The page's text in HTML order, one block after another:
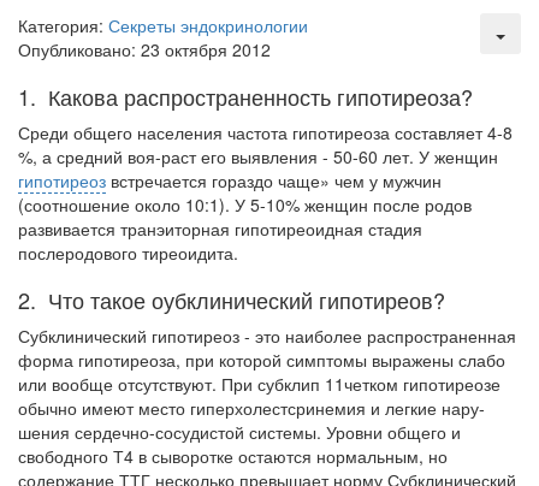
Местная анестезия развивает кардиотоксичность
надзору в сфере
здравоохранения озвучила
тревожную статистику. Она
касаются увеличения риска
острой кардиотоксичности и
роста сопутствующих
Закон о праве родителей находиться с детьми в
реанимации внесен в Госдуму
Соответствующий
законопроект внесен в
палату на
рассмотрение. Суть его
Категория: Секреты эндокринологии
Опубликовано: 23 октября 2012
1. Какова распространенность гипотиреоза?
Среди общего населения частота гипотиреоза составляет 4-8
%, а средний воя-раст его выявления - 50-60 лет. У женщин
гипотиреоз встречается гораздо чаще» чем у мужчин
(соотношение около 10:1). У 5-10% женщин после родов
развивается транэиторная гипотиреоидная стадия
послеродового тиреоидита.
2. Что такое оубклинический гипотиреов?
Субклинический гипотиреоз - это наиболее распространенная
форма гипоти­реоза, при которой симптомы выражены слабо
или вообще отсутствуют. При суб­клип 11четком гипотиреозе
обычно имеют место гиперхолестсринемия и легкие нару­
шения сердечно-сосудистой системы. Уровни общего и
свободного Т4 в сыворотке остаются нормальным, но
содержание ТТГ несколько превышает норму Субклини­ческий